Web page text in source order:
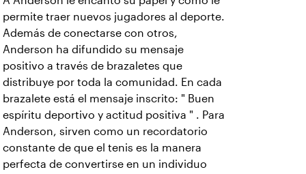
permite traer nuevos jugadores al deporte.
Además de conectarse con otros,
Anderson ha difundido su mensaje
positivo a través de brazaletes que
distribuye por toda la comunidad. En cada
brazalete está el mensaje inscrito: " Buen
espíritu deportivo y actitud positiva " . Para
Anderson, sirven como un recordatorio
constante de que el tenis es la manera
perfecta de convertirse en un individuo